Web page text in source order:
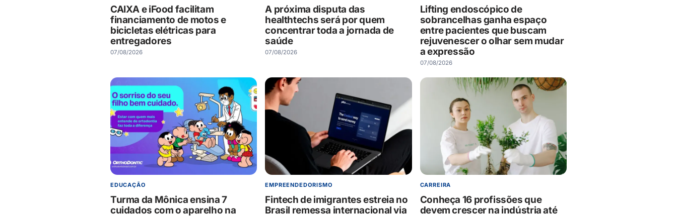
CAIXA e iFood facilitam
financiamento de motos e
bicicletas elétricas para
entregadores
07/08/2026
A próxima disputa das
healthtechs será por quem
concentrar toda a jornada de
saúde
07/08/2026
Lifting endoscópico de
sobrancelhas ganha espaço
entre pacientes que buscam
rejuvenescer o olhar sem mudar
a expressão
07/08/2026
EDUCAÇÃO
Turma da Mônica ensina 7
cuidados com o aparelho na
EMPREENDEDORISMO
Fintech de imigrantes estreia no
Brasil remessa internacional via
CARREIRA
Conheça 16 profissões que
devem crescer na indústria até